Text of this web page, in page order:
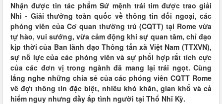
Nhận được tin tác phẩm Sứ mệnh trái tim được trao giải
Nhì - Giải thưởng toàn quốc về thông tin đối ngoại, các
phóng viên của Cơ quan thường trú (CQTT) tại Rome vừa
tự hào, vui sướng, vừa cảm động khi sự quan tâm, chỉ đạo
kịp thời của Ban lãnh đạo Thông tấn xã Việt Nam (TTXVN),
sự nỗ lực của các phóng viên và sự phối hợp rất tích cực
của các đơn vị trong ngành đã mang lại trái ngọt. Cùng
lắng nghe những chia sẻ của các phóng viên CQTT Rome
về đợt thông tin đặc biệt, nhiều khó khăn, gian khổ và cả
hiểm nguy nhưng đầy ắp tình người tại Thổ Nhĩ Kỳ.